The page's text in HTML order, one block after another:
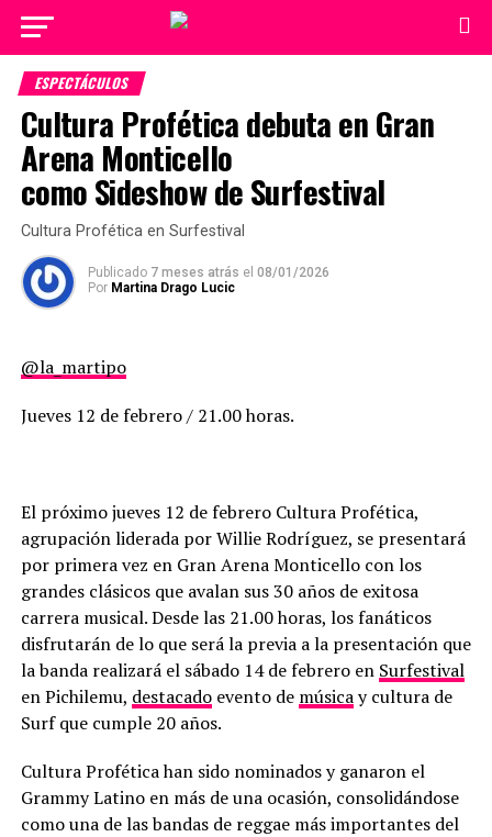
ESPECTÁCULOS
Cultura Profética debuta en Gran
Arena Monticello
como Sideshow de Surfestival
Cultura Profética en Surfestival
Publicado 7 meses atrás el 08/01/2026
Por Martina Drago Lucic
@la_martipo
Jueves 12 de febrero / 21.00 horas.
El próximo jueves 12 de febrero Cultura Profética,
agrupación liderada por Willie Rodríguez, se presentará
por primera vez en Gran Arena Monticello con los
grandes clásicos que avalan sus 30 años de exitosa
carrera musical. Desde las 21.00 horas, los fanáticos
disfrutarán de lo que será la previa a la presentación que
la banda realizará el sábado 14 de febrero en Surfestival
en Pichilemu, destacadoevento de músicay cultura de
Surf que cumple 20 años.
Cultura Profética han sido nominados y ganaron el
Grammy Latino en más de una ocasión, consolidándose
como una de las bandas de reggae más importantes del